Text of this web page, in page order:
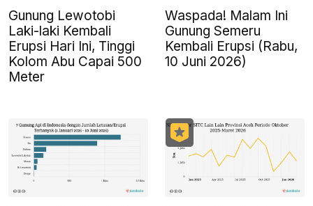
Gunung Lewotobi
Laki-laki Kembali
Erupsi Hari Ini, Tinggi
Kolom Abu Capai 500
Meter
Waspada! Malam Ini
Gunung Semeru
Kembali Erupsi (Rabu,
10 Juni 2026)